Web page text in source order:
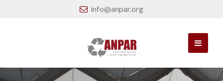
info@anpar.org